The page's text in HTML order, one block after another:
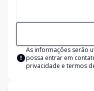
As informações serão
possa entrar em
privacidade e termos